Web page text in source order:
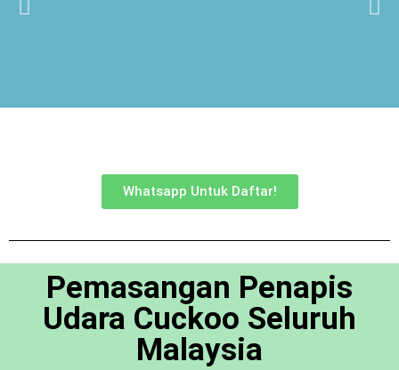
Whatsapp Untuk Daftar!
Pemasangan Penapis
Udara Cuckoo Seluruh
Malaysia